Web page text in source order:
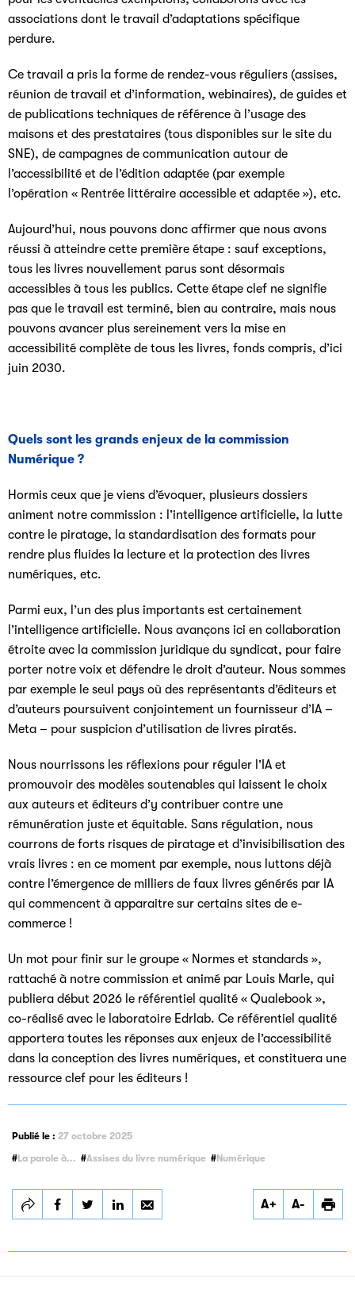
associations dont le travail d’adaptations spécifique
perdure.
Ce travail a pris la forme de rendez-vous réguliers (assises,
réunion de travail et d’information, webinaires), de guides et
de publications techniques de référence à l’usage des
maisons et des prestataires (tous disponibles sur le site du
SNE), de campagnes de communication autour de
l’accessibilité et de l’édition adaptée (par exemple
l’opération « Rentrée littéraire accessible et adaptée »), etc.
Aujourd’hui, nous pouvons donc affirmer que nous avons
réussi à atteindre cette première étape : sauf exceptions,
tous les livres nouvellement parus sont désormais
accessibles à tous les publics. Cette étape clef ne signifie
pas que le travail est terminé, bien au contraire, mais nous
pouvons avancer plus sereinement vers la mise en
accessibilité complète de tous les livres, fonds compris, d’ici
juin 2030.
Quels sont les grands enjeux de la commission
Numérique ?
Hormis ceux que je viens d’évoquer, plusieurs dossiers
animent notre commission : l’intelligence artificielle, la lutte
contre le piratage, la standardisation des formats pour
rendre plus fluides la lecture et la protection des livres
numériques, etc.
Parmi eux, l’un des plus importants est certainement
l’intelligence artificielle. Nous avançons ici en collaboration
étroite avec la commission juridique du syndicat, pour faire
porter notre voix et défendre le droit d’auteur. Nous sommes
par exemple le seul pays où des représentants d’éditeurs et
d’auteurs poursuivent conjointement un fournisseur d’IA –
Meta – pour suspicion d’utilisation de livres piratés.
Nous nourrissons les réflexions pour réguler l’IA et
promouvoir des modèles soutenables qui laissent le choix
aux auteurs et éditeurs d’y contribuer contre une
rémunération juste et équitable. Sans régulation, nous
courrons de forts risques de piratage et d’invisibilisation des
vrais livres : en ce moment par exemple, nous luttons déjà
contre l’émergence de milliers de faux livres générés par IA
qui commencent à apparaitre sur certains sites de e-
commerce !
Un mot pour finir sur le groupe « Normes et standards »,
rattaché à notre commission et animé par Louis Marle, qui
publiera début 2026 le référentiel qualité « Qualebook »,
co-réalisé avec le laboratoire Edrlab. Ce référentiel qualité
apportera toutes les réponses aux enjeux de l’accessibilité
dans la conception des livres numériques, et constituera une
ressource clef pour les éditeurs !
Publié le : 27 octobre 2025
La parole à...
Assises du livre numérique Numérique
Partager
Interview de Florent
Numérique
Partager
Interview de Florent
Numérique
Partager
Interview de Florent
Numérique
A+ A-